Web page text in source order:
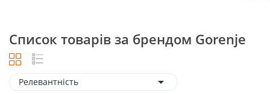
Список товарів за брендом Gorenje
Релевантність 